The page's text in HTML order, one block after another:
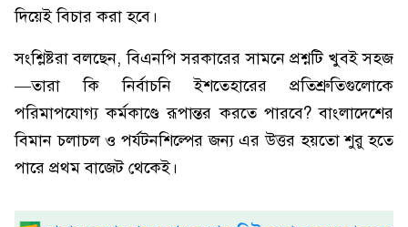
দিয়েই বিচার করা হবে।
সংশ্লিষ্টরা বলছেন, বিএনপি সরকারের সামনে প্রশ্নটি খুবই সহজ
—তারা কি নির্বাচনি ইশতেহারের প্রতিশ্রুতিগুলোকে
পরিমাপযোগ্য কর্মকাণ্ডে রূপান্তর করতে পারবে? বাংলাদেশের
বিমান চলাচল ও পর্যটনশিল্পের জন্য এর উত্তর হয়তো শুরু হতে
পারে প্রথম বাজেট থেকেই।